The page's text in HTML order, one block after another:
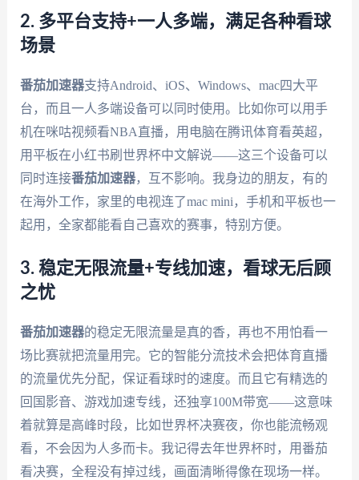
2. 多平台支持+一人多端，满足各种看球
场景
番茄加速器支持Android、iOS、Windows、mac四大平
台，而且一人多端设备可以同时使用。比如你可以用手
机在咪咕视频看NBA直播，用电脑在腾讯体育看英超，
用平板在小红书刷世界杯中文解说——这三个设备可以
同时连接番茄加速器，互不影响。我身边的朋友，有的
在海外工作，家里的电视连了mac mini，手机和平板也一
起用，全家都能看自己喜欢的赛事，特别方便。
3. 稳定无限流量+专线加速，看球无后顾
之忧
番茄加速器的稳定无限流量是真的香，再也不用怕看一
场比赛就把流量用完。它的智能分流技术会把体育直播
的流量优先分配，保证看球时的速度。而且它有精选的
回国影音、游戏加速专线，还独享100M带宽——这意味
着就算是高峰时段，比如世界杯决赛夜，你也能流畅观
看，不会因为人多而卡。我记得去年世界杯时，用番茄
看决赛，全程没有掉过线，画面清晰得像在现场一样。